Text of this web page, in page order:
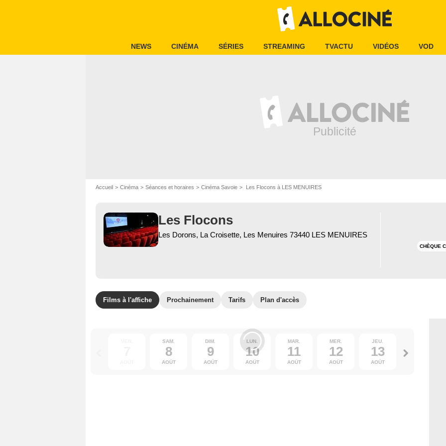
NEWS CINÉMA SÉRIES STREAMING TVACTU VIDÉOS VOD
Accueil Cinéma Séances et horaires Cinéma Savoie Les Flocons à LES MENUIRES
Les Flocons
Les Dorons, La Croisette, Les Menuires 73440 LES MENUIRES
CHÈQUE
Films à l'affiche Prochainement Tarifs Plan d'accès
SAM.
8
AOÛT
DIM.
9
AOÛT
LUN.
10
AOÛT
MAR.
11
AOÛT
MER.
12
AOÛT
JEU.
13
AOÛT